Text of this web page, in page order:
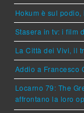
Hokum è sul
Stasera in tv: i film
La Città dei Vivi, il
Addio a Francesco
Locarno 79: The
affrontano la loro